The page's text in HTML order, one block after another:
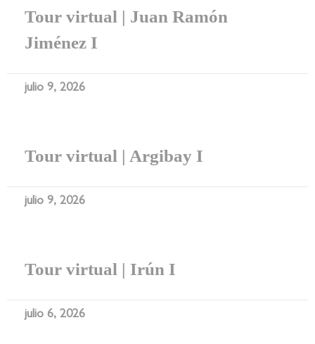
Tour virtual | Juan Ramón
Jiménez I
julio 9, 2026
Tour virtual | Argibay I
julio 9, 2026
Tour virtual | Irún I
julio 6, 2026